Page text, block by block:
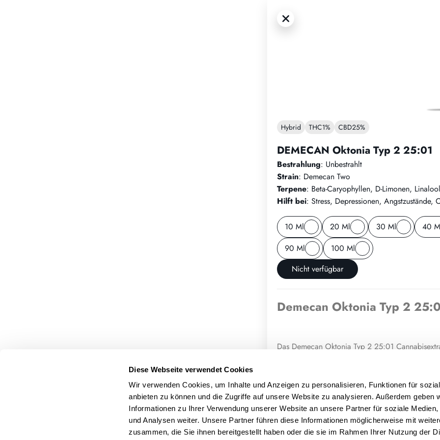
Diese Webseite verwendet Cookies
Wir verwenden Cookies, um Inhalte und Anzeigen zu personalisieren, Funktionen für
anbieten zu können und die Zugriffe auf unsere Website zu analysieren. Außerdem geben
Informationen zu Ihrer Verwendung unserer Website an unsere Partner für soziale Medien,
und Analysen weiter. Unsere Partner führen diese Informationen möglicherweise mit
zusammen, die Sie ihnen bereitgestellt haben oder die sie im Rahmen Ihrer Nutzung der
Hybrid THC1% CBD25%
DEMECAN Oktonia Typ 2 25:01
Bestrahlung: Unbestrahlt
Strain: Demecan Two
Terpene: Beta-Caryophyllen, D-Limonen, Linalool
Hilft bei: Stress, Depressionen, Angstzustände,
10 Ml 20 Ml 30 Ml 40
90 Ml
100 Ml
Nicht verfügbar
Demecan Oktonia Typ 2
Das Demecan Oktonia Typ 2 25:01
Dosierung und Anwendung
Cannabisextrakte werden typischerweise mit
Menge hängt von der Konzentration des
ab. Um die optimale therapeutische Wirkung zu
und im Verlauf mehrerer Wochen allmählich